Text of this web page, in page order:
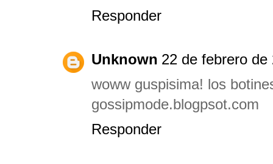
Responder
Unknown 22 de febrero de
woww guspisima! los
gossipmode.blogpsot.com
Responder